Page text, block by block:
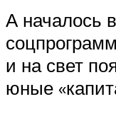
А началось
и на свет
юные